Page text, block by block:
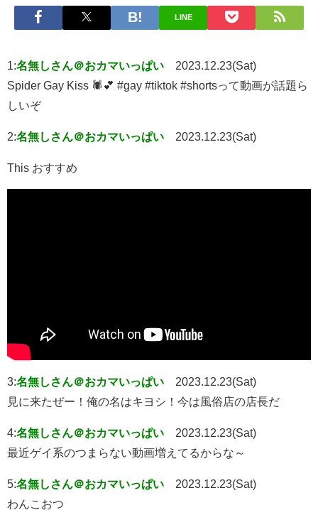
LINE
1:名無しさん＠おカマいっぱい
2023.12.23(Sat)
Spider Gay Kiss 🕷️💕 #gay #tiktok #shortsって動画が話題ら
しいぞ
2:名無しさん＠おカマいっぱい 2023.12.23(Sat)
This おすすめ
3:名無しさん＠おカマいっぱい
2023.12.23(Sat)
見に来たぜー！俺の名はキヨシ！今は風俗店の店長だ
4:名無しさん＠おカマいっぱい
2023.12.23(Sat)
最近ゲイ系のつまらない動画増えてるからな～
5:名無しさん＠おカマいっぱい
2023.12.23(Sat)
わんこおつ